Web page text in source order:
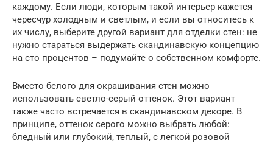
каждому. Если люди, которым такой интерьер кажется
чересчур холодным и светлым, и если вы относитесь к
их числу, выберите другой вариант для отделки стен: не
нужно стараться выдержать скандинавскую концепцию
на сто процентов – подумайте о собственном комфорте.
Вместо белого для окрашивания стен можно
использовать светло-серый оттенок. Этот вариант
также часто встречается в скандинавском декоре. В
принципе, оттенок серого можно выбрать любой:
бледный или глубокий, теплый, с легкой розовой